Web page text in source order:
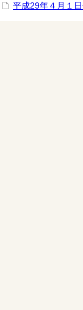
平成29年４月１